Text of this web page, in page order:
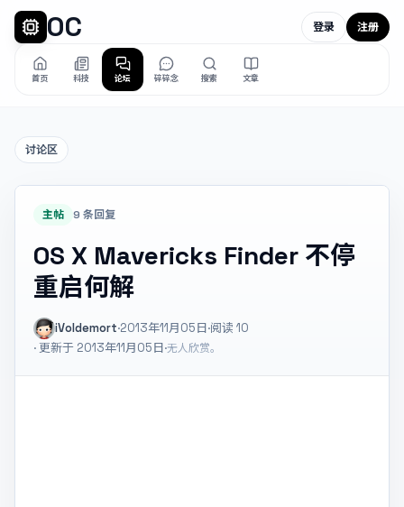
OC
首页 科技 论坛 碎碎念 搜索 文章
登录 注册
讨论区
主帖 9 条回复
OS X Mavericks Finder 不停
重启何解
iVoldemort·2013年11月05日·阅读 10
· 更新于 2013年11月05日·无人欣赏。